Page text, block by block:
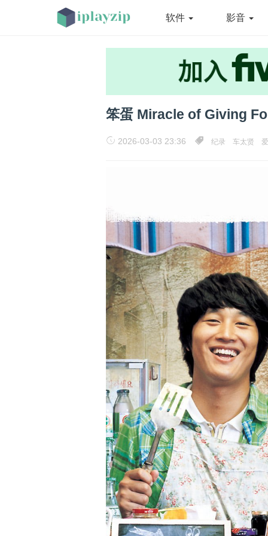
软件 影音
笨蛋 Miracle of Giving
2026-03-03 23:36 纪录 车太贤